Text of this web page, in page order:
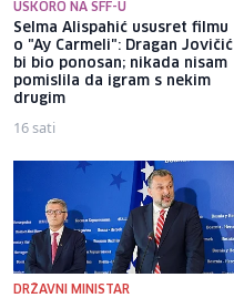
USKORO NA SFF-U
Selma Alispahić ususret filmu
o "Ay Carmeli": Dragan Jovičić
bi bio ponosan; nikada nisam
pomislila da igram s nekim
drugim
16 sati
DRŽAVNI MINISTAR